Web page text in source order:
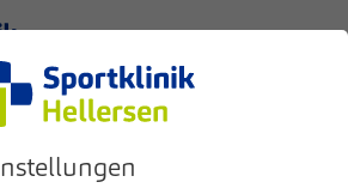
der Sportklinik Hellersen prämiert